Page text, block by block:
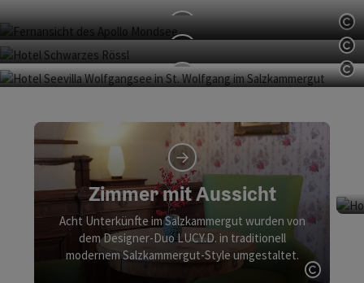
apollo am Mondsee
Luxuriösen Komfort in mondänen Zimmern und Suiten
Schwarzes Rössl
einer harmonischen Symbiose.
Lust auf Luxus am See? Die kleine, feine und exklusive Seevilla
direkt am Wolfgangsee belegt im aktuellen Falstaff Hotel Guide
den fantastischen 1. Platz in Oberösterreich. Es erwarten Sie ein
traumhafter Infinity-Pool, Rooftop-Yoga, Massagen mit Seeblick...
Zimmer mit Aussicht
Acht Unterkünfte im Salzkammergut wurden von
dem Designer-Duo LUCY.D. in traditionell
modernem Salzkammergut-Style umgestaltet.